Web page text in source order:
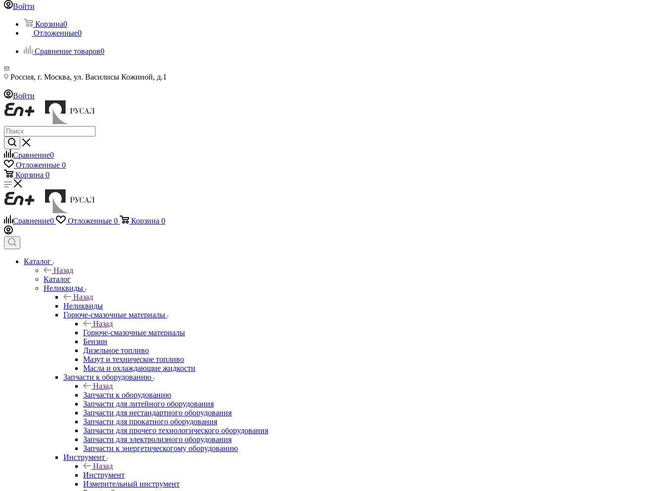
Войти
Корзина0
Отложенные0
Сравнение товаров0
Россия, г. Москва, ул. Василисы Кожиной, д.1
Войти
Сравнение0
Отложенные 0
Корзина 0
Сравнение0 Отложенные 0 Корзина 0
Каталог
Назад
Каталог
Неликвиды
Назад
Неликвиды
Горюче-смазочные материалы
Назад
Горюче-смазочные материалы
Бензин
Дизельное топливо
Мазут и техническое топливо
Масла и охлаждающие жидкости
Запчасти к оборудованию
Назад
Запчасти к оборудованию
Запчасти для литейного оборудования
Запчасти для нестандартного оборудования
Запчасти для прокатного оборудования
Запчасти для прочего технологического оборудования
Запчасти для электролизного оборудования
Запчасти к энергетическогому оборудованию
Инструмент
Назад
Инструмент
Измерительный инструмент